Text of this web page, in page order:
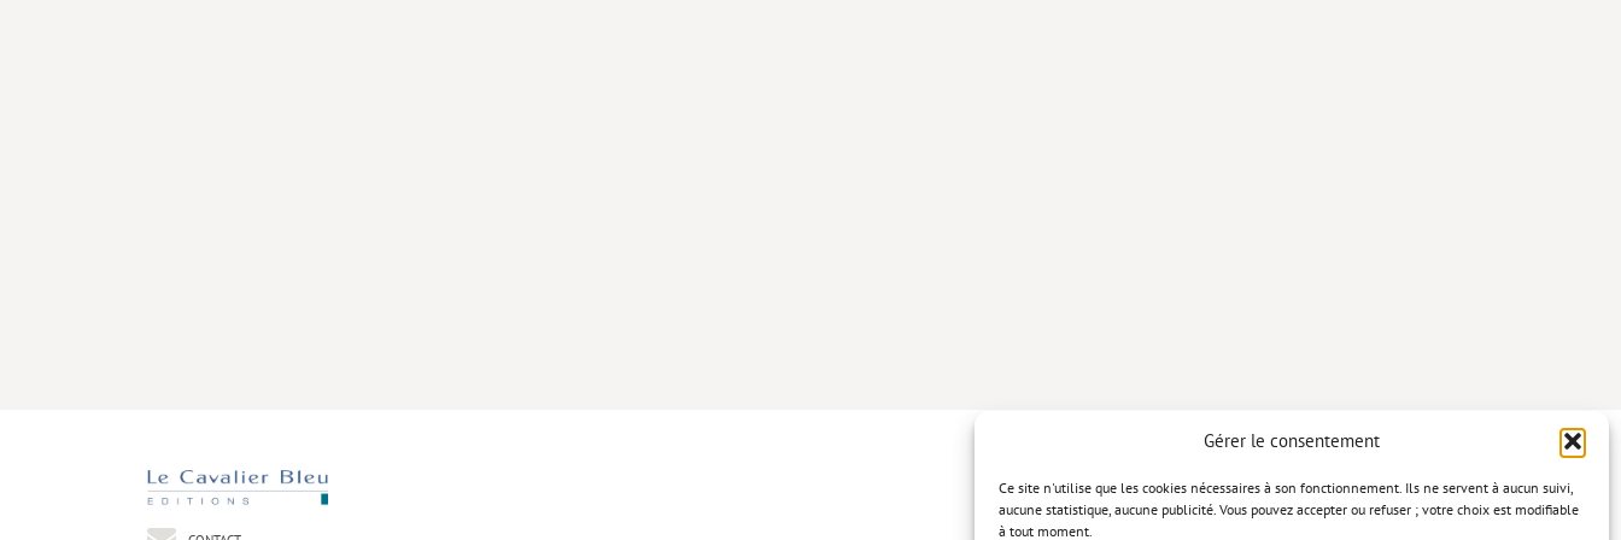
Gérer le consentement
Ce site n'utilise que les cookies nécessaires à son fonctionnement. Ils ne servent à aucun suivi,
aucune statistique, aucune publicité. Vous pouvez accepter ou refuser ; votre choix est modifiable
à tout moment.
Politique de confidentialité